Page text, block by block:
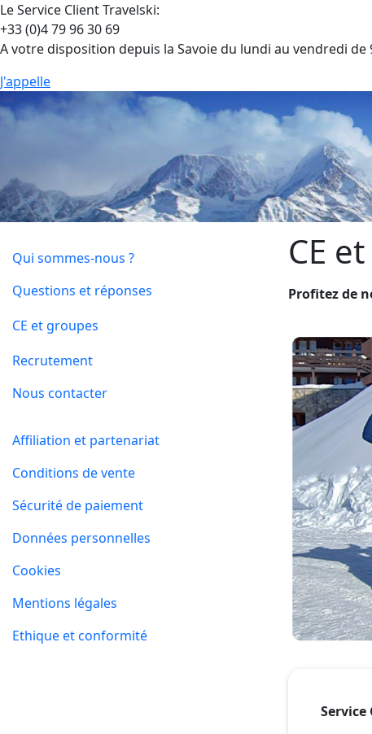
Le Service Client Travelski:
+33 (0)4 79 96 30 69
A votre disposition depuis la Savoie du lundi au vendredi de
J'appelle
Qui sommes-nous ?
Questions et réponses
CE et groupes
Recrutement
Nous contacter
Affiliation et partenariat
Conditions de vente
Sécurité de paiement
Données personnelles
Cookies
Mentions légales
Ethique et conformité
CE
Profitez de
Service